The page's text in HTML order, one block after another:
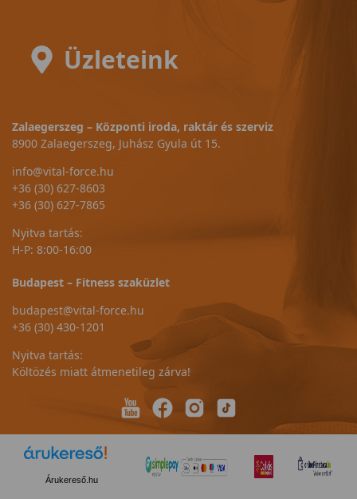
Üzleteink
Zalaegerszeg – Központi iroda, raktár és szerviz
8900 Zalaegerszeg, Juhász Gyula út 15.
info@vital-force.hu
+36 (30) 627-8603
+36 (30) 627-7865
Nyitva tartás:
H-P: 8:00-16:00
Budapest – Fitness szaküzlet
budapest@vital-force.hu
+36 (30) 430-1201
Nyitva tartás:
Költözés miatt átmenetileg zárva!
Árukereső.hu